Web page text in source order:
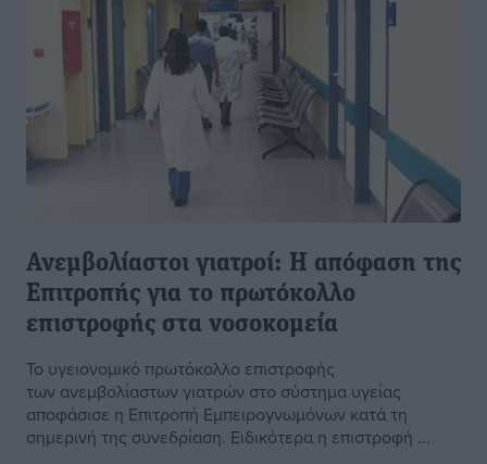
Ανεμβολίαστοι γιατροί: Η απόφαση της
Επιτροπής για το πρωτόκολλο
επιστροφής στα νοσοκομεία
Το υγειονομικό πρωτόκολλο επιστροφής
των ανεμβολίαστων γιατρών στο σύστημα υγείας
αποφάσισε η Επιτροπή Εμπειρογνωμόνων κατά τη
σημερινή της συνεδρίαση. Ειδικότερα η επιστροφή ...